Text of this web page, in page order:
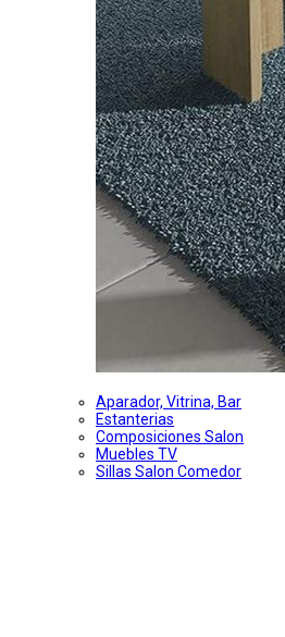
Aparador, Vitrina, Bar
Estanterias
Composiciones Salon
Muebles TV
Sillas Salon Comedor